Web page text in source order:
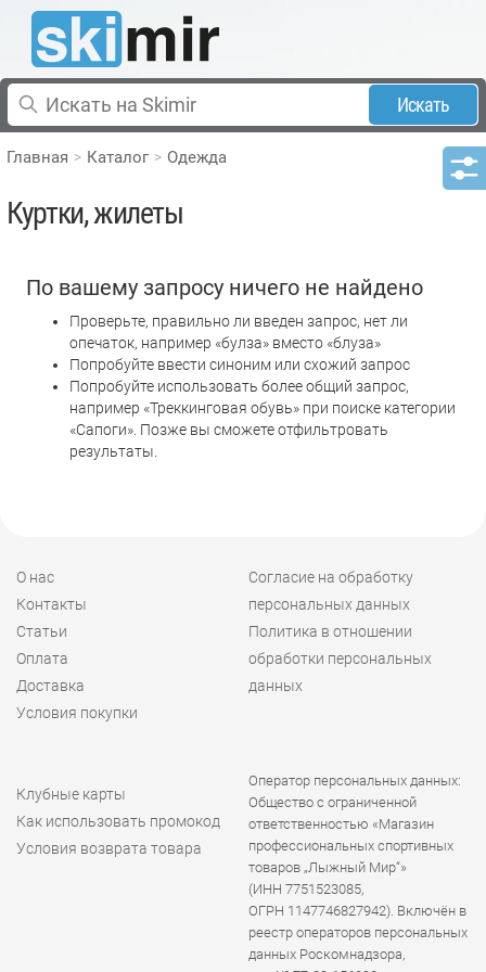
Искать
Главная Каталог Одежда
Куртки, жилеты
По вашему запросу ничего не найдено
Проверьте, правильно ли введен запрос, нет ли
опечаток, например «булза» вместо «блуза»
Попробуйте ввести синоним или схожий запрос
Попробуйте использовать более общий запрос,
например «Треккинговая обувь» при поиске категории
«Сапоги». Позже вы сможете отфильтровать
результаты.
О нас
Контакты
Статьи
Оплата
Доставка
Условия покупки
Согласие на обработку
персональных данных
Политика в отношении
обработки персональных
данных
Клубные карты
Как использовать промокод
Условия возврата товара
Оператор персональных данных:
Общество с ограниченной
ответственностью «Магазин
профессиональных спортивных
товаров „Лыжный Мир“»
(ИНН 7751523085,
ОГРН 1147746827942). Включён в
реестр операторов персональных
данных Роскомнадзора,